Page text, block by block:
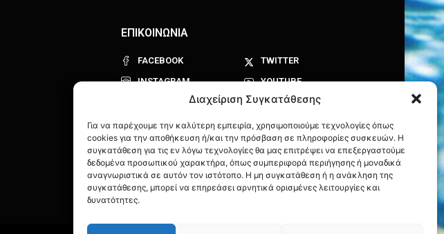
Διαχείριση Συγκατάθεσης
Για να παρέχουμε την καλύτερη εμπειρία, χρησιμοποιούμε τεχνολογίες όπως
cookies για την αποθήκευση ή/και την πρόσβαση σε πληροφορίες συσκευών. Η
συγκατάθεση για τις εν λόγω τεχνολογίες θα μας επιτρέψει να επεξεργαστούμε
δεδομένα προσωπικού χαρακτήρα, όπως συμπεριφορά περιήγησης ή μοναδικά
αναγνωριστικά σε αυτόν τον ιστότοπο. Η μη συγκατάθεση ή η ανάκληση της
συγκατάθεσης, μπορεί να επηρεάσει αρνητικά ορισμένες λειτουργίες και
δυνατότητες.
ΕΠΙΚΟΙΝΩΝΙΑ
FACEBOOK
TWITTER
INSTAGRAM
YOUTUBE